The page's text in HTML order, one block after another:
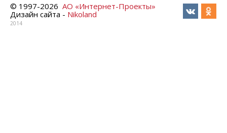
© 1997-2026 АО «Интернет-Проекты»
Дизайн сайта - Nikoland
2014